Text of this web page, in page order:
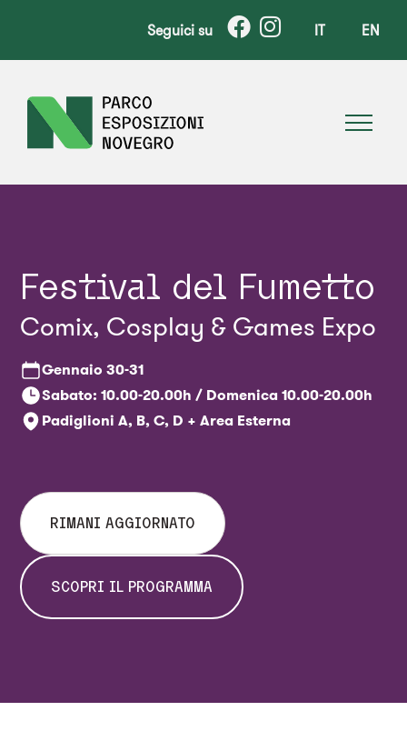
Seguici su IT EN
Festival del Fumetto
Comix, Cosplay & Games Expo
Gennaio 30-31
Sabato: 10.00-20.00h / Domenica 10.00-20.00h
Padiglioni A, B, C, D + Area Esterna
RIMANI AGGIORNATO
SCOPRI IL PROGRAMMA